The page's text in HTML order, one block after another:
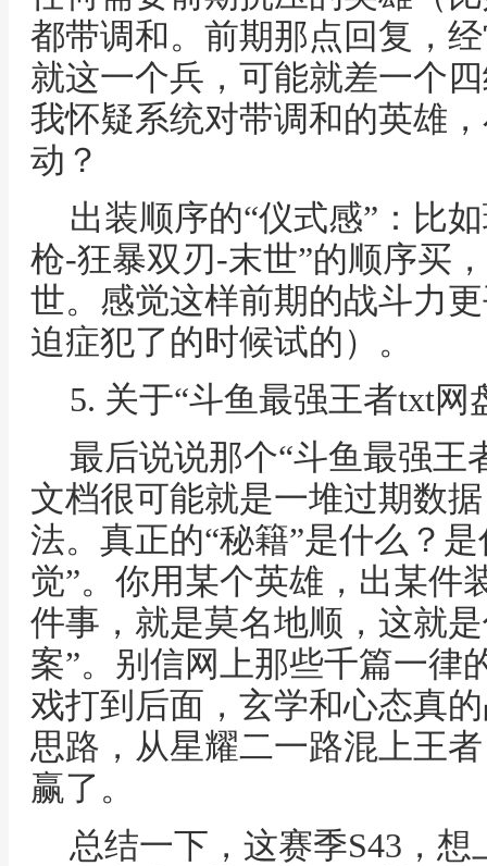
都带调和。前期那点回复，
就这一个兵，可能就差一个
我怀疑系统对带调和的英雄
动？
出装顺序的“仪式感”：比
枪-狂暴双刃-末世”的顺序买
世。感觉这样前期的战斗力
迫症犯了的时候试的）。
5. 关于“斗鱼最强王者txt网
最后说说那个“斗鱼最强王
文档很可能就是一堆过期数
法。真正的“秘籍”是什么？
觉”。你用某个英雄，出某件
件事，就是莫名地顺，这就
案”。别信网上那些千篇一律
戏打到后面，玄学和心态真
思路，从星耀二一路混上王
赢了。
总结一下，这赛季S43，